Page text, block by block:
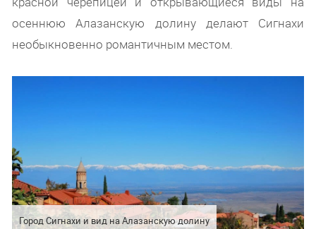
осеннюю Алазанскую долину делают Сигнахи
необыкновенно романтичным местом.
Город Сигнахи и вид на Алазанскую долину